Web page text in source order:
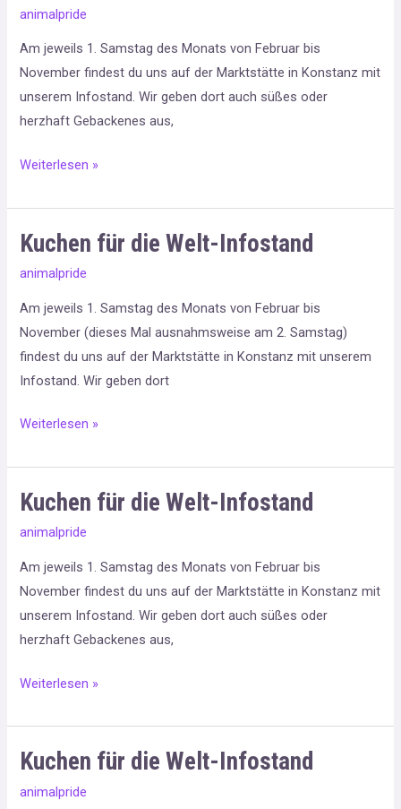
animalpride
Am jeweils 1. Samstag des Monats von Februar bis
November findest du uns auf der Marktstätte in Konstanz mit
unserem Infostand. Wir geben dort auch süßes oder
herzhaft Gebackenes aus,
Welt
–
Infostand
Weiterlesen »
Kuchen für die Welt-Infostand
animalpride
Am jeweils 1. Samstag des Monats von Februar bis
November (dieses Mal ausnahmsweise am 2. Samstag)
findest du uns auf der Marktstätte in Konstanz mit unserem
Infostand. Wir geben dort
Kuchen
Welt-
Infostand
Weiterlesen »
Kuchen für die Welt-Infostand
animalpride
Am jeweils 1. Samstag des Monats von Februar bis
November findest du uns auf der Marktstätte in Konstanz mit
unserem Infostand. Wir geben dort auch süßes oder
herzhaft Gebackenes aus,
Kuchen
Welt-
Infostand
Weiterlesen »
Kuchen für die Welt-Infostand
animalpride
Kuchen